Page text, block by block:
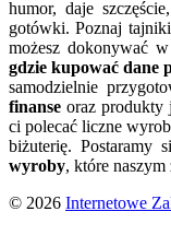
humor, daje
gotówki. Poznaj
możesz dokonywać
gdzie kupować dane
samodzielnie
finanse oraz produkty
ci polecać liczne
biżuterię. Postaramy
wyroby, które
© 2026 Internetowe